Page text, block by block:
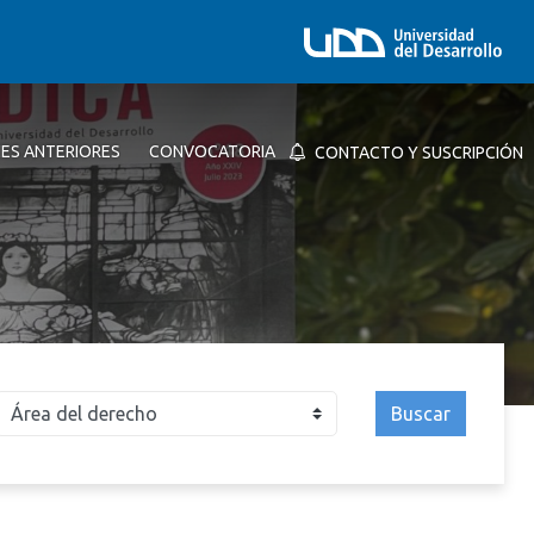
ANTERIORES CONVOCATORIA CONTACTO Y SUSCRIPCIÓN
Buscar